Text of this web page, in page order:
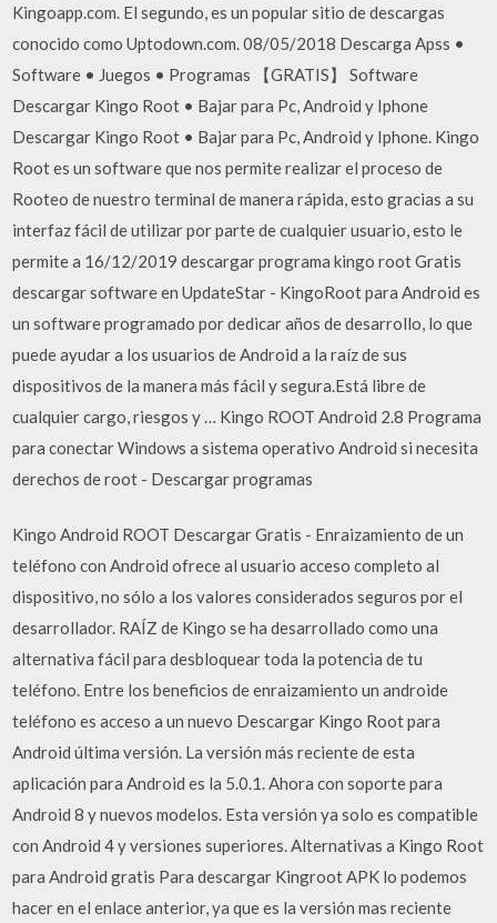
Kingoapp.com. El segundo, es un popular sitio de descargas
conocido como Uptodown.com. 08/05/2018 Descarga Apss •
Software • Juegos • Programas 【GRATIS】 Software
Descargar Kingo Root • Bajar para Pc, Android y Iphone
Descargar Kingo Root • Bajar para Pc, Android y Iphone. Kingo
Root es un software que nos permite realizar el proceso de
Rooteo de nuestro terminal de manera rápida, esto gracias a su
interfaz fácil de utilizar por parte de cualquier usuario, esto le
permite a 16/12/2019 descargar programa kingo root Gratis
descargar software en UpdateStar - KingoRoot para Android es
un software programado por dedicar años de desarrollo, lo que
puede ayudar a los usuarios de Android a la raíz de sus
dispositivos de la manera más fácil y segura.Está libre de
cualquier cargo, riesgos y … Kingo ROOT Android 2.8 Programa
para conectar Windows a sistema operativo Android si necesita
derechos de root - Descargar programas
Kingo Android ROOT Descargar Gratis - Enraizamiento de un
teléfono con Android ofrece al usuario acceso completo al
dispositivo, no sólo a los valores considerados seguros por el
desarrollador. RAÍZ de Kingo se ha desarrollado como una
alternativa fácil para desbloquear toda la potencia de tu
teléfono. Entre los beneficios de enraizamiento un androide
teléfono es acceso a un nuevo Descargar Kingo Root para
Android última versión. La versión más reciente de esta
aplicación para Android es la 5.0.1. Ahora con soporte para
Android 8 y nuevos modelos. Esta versión ya solo es compatible
con Android 4 y versiones superiores. Alternativas a Kingo Root
para Android gratis Para descargar Kingroot APK lo podemos
hacer en el enlace anterior, ya que es la versión mas reciente